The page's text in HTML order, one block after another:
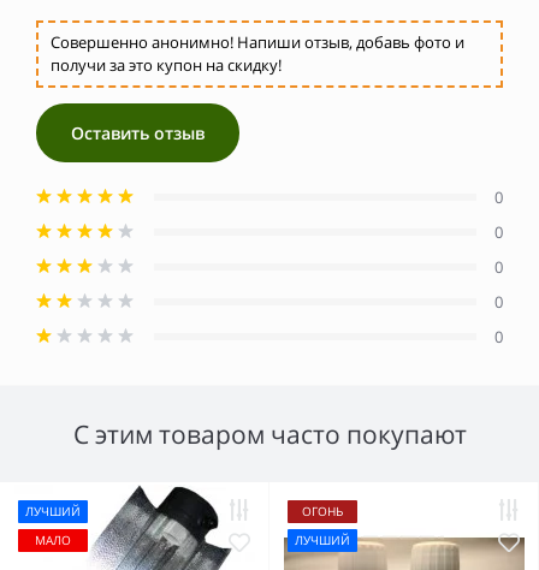
Совершенно анонимно! Напиши отзыв, добавь фото и
получи за это купон на скидку!
Оставить отзыв
0
0
0
0
0
С этим товаром часто покупают
ЛУЧШИЙ
МАЛО
ОГОНЬ
ЛУЧШИЙ